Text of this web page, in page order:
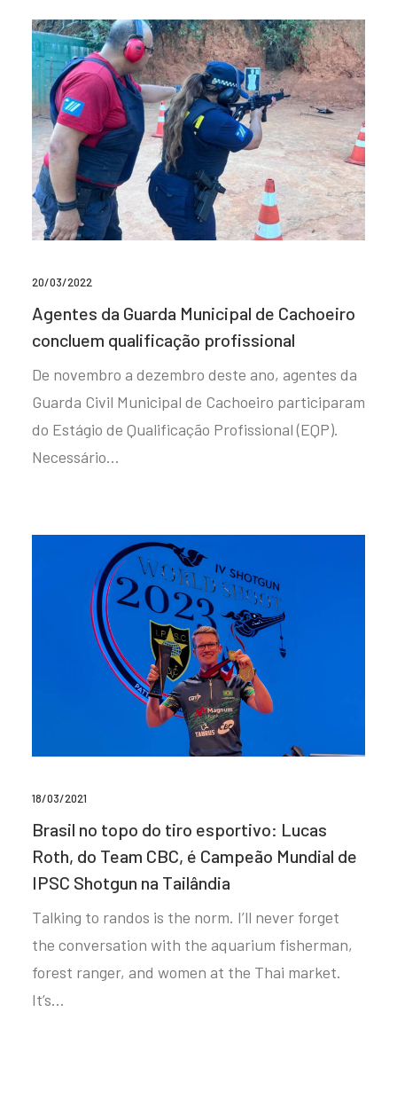
20/03/2022
Agentes da Guarda Municipal de Cachoeiro
concluem qualificação profissional
De novembro a dezembro deste ano, agentes da
Guarda Civil Municipal de Cachoeiro participaram
do Estágio de Qualificação Profissional (EQP).
Necessário…
18/03/2021
Brasil no topo do tiro esportivo: Lucas
Roth, do Team CBC, é Campeão Mundial de
IPSC Shotgun na Tailândia
Talking to randos is the norm. I’ll never forget
the conversation with the aquarium fisherman,
forest ranger, and women at the Thai market.
It’s…